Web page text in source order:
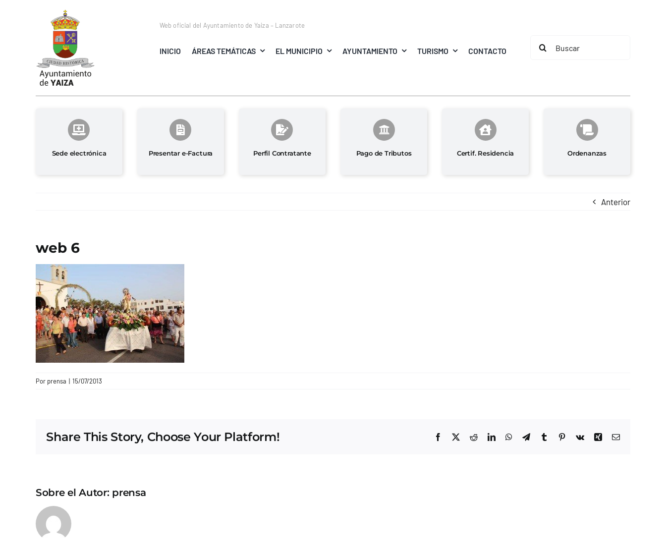
Web oficial del Ayuntamiento de Yaiza – Lanzarote
INICIO ÁREAS TEMÁTICAS EL MUNICIPIO AYUNTAMIENTO TURISMO CONTACTO
Buscar:
Sede electrónica Presentar e-Factura Perfil Contratante Pago de Tributos Certif. Residencia Ordenanzas
Anterior
web 6
Por prensa | 15/07/2013
Share This Story, Choose Your Platform! Facebook
X RedditLinkedInWhatsApp
TelegramTumblrPinterest
Vk Xing Correo
Sobre el Autor: prensa